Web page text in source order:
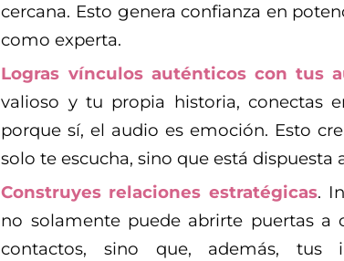
cercana. Esto genera confianza en
como experta.
Logras vínculos auténticos con tus
valioso y tu propia historia, conectas
porque sí, el audio es emoción. Esto
solo te escucha, sino que está
Construyes relaciones estratégicas.
no solamente puede abrirte puertas a
contactos, sino que, además, tus